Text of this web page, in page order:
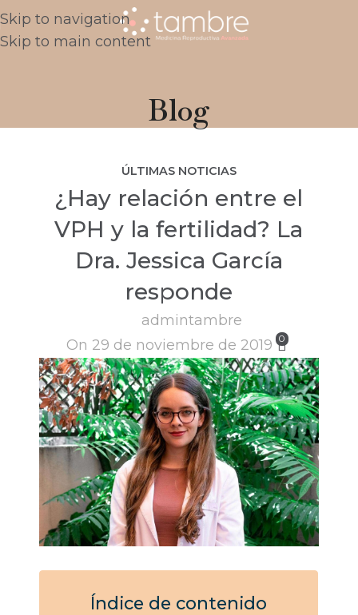
Skip to navigation
Skip to main content
Blog
ÚLTIMAS NOTICIAS
¿Hay relación entre el
VPH y la fertilidad? La
Dra. Jessica García
responde
admintambre
On 29 de noviembre de 2019
0
Índice de contenido